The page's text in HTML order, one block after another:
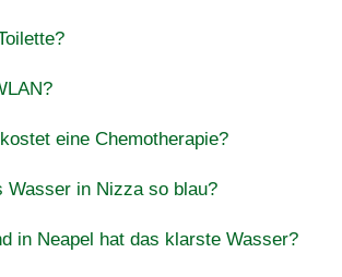
eine Chemotherapie?
Wasser in Nizza so blau?
in Neapel hat das klarste Wasser?